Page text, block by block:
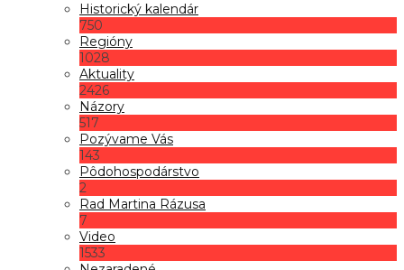
Historický kalendár
750
Regióny
1028
Aktuality
2426
Názory
517
Pozývame Vás
143
Pôdohospodárstvo
2
Rad Martina Rázusa
7
Video
1533